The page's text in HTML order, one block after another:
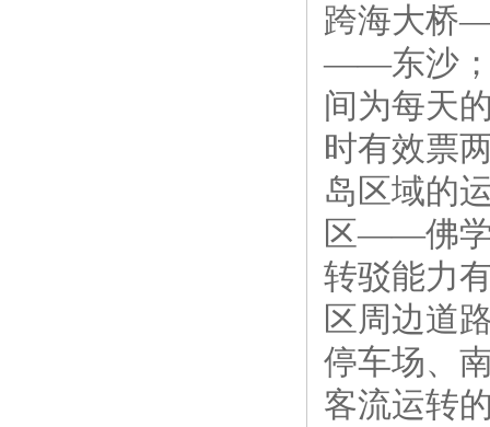
跨海大
——东沙；
间为每天
时有效票
岛区域的
区——佛
转驳能力
区周边道
停车场、
客流运转